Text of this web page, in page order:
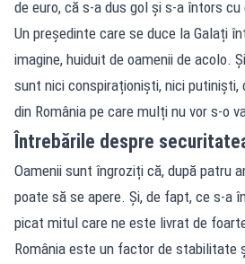
de euro, că s-a dus gol și s-a întors cu
Un președinte care se duce la Galați
imagine, huiduit de oamenii de acolo.
sunt nici conspiraționiști, nici
din România pe care mulți nu vor s-o
Întrebările despre
Oamenii sunt îngroziți că, după patru
poate să se apere. Și, de fapt, ce s-a
picat mitul care ne este livrat de
România este un factor de stabilitate